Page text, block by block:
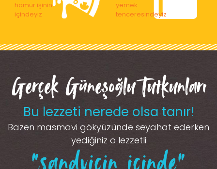
hamur işinin
içindeyiz
yemek
tenceresindeyiz
Gerçek Güneşoğlu Tutkunları
Bu lezzeti nerede olsa tanır!
Bazen masmavi gökyüzünde seyahat ederken
yediğiniz o lezzetli